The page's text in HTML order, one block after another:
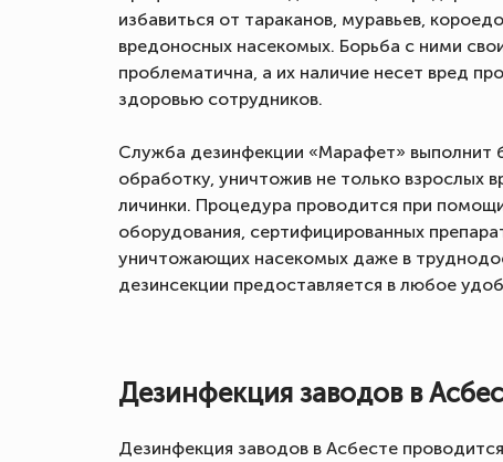
избавиться от тараканов, муравьев,
вредоносных насекомых. Борьба с ними
проблематична, а их наличие несет вред
здоровью сотрудников.
Служба дезинфекции «Марафет» выполнит
обработку, уничтожив не только взрослых
личинки. Процедура проводится при
оборудования, сертифицированных
уничтожающих насекомых даже в
дезинсекции предоставляется в любое
Дезинфекция заводов в
Дезинфекция заводов в Асбесте